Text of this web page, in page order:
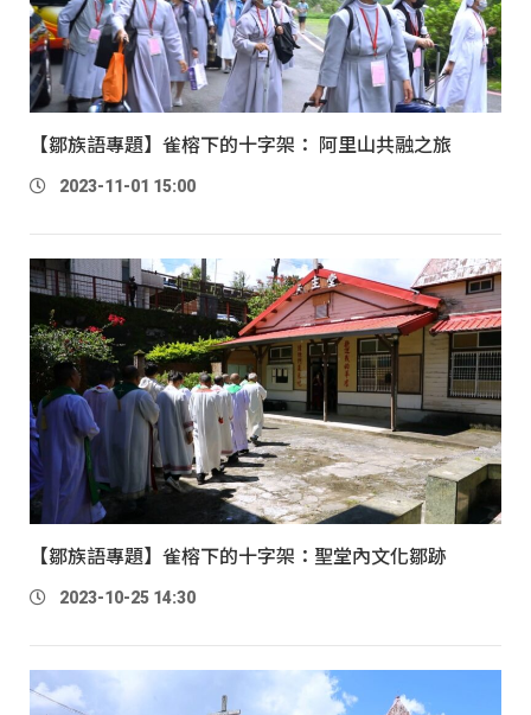
【鄒族語專題】雀榕下的十字架： 阿里山共融之旅
2023-11-01 15:00
【鄒族語專題】雀榕下的十字架：聖堂內文化鄒跡
2023-10-25 14:30